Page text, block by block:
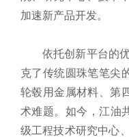
加速新产品开发。
依托创新平台的
克了传统圆珠笔笔尖
轮毂用金属材料、第
术难题。如今，江油
级工程技术研究中心